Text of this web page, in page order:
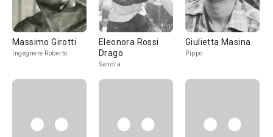
Massimo Girotti
Ingegnere Roberto
Eleonora Rossi
Drago
Sandra
Giulietta Masina
Pippo